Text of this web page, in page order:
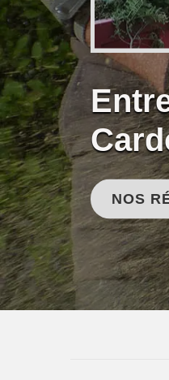
NOS